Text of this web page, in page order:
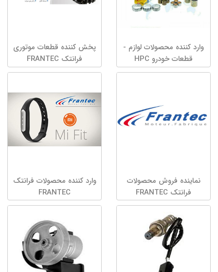
وارد کننده محصولات لوازم -
قطعات خودرو HPC
پخش کننده قطعات موتوری
فرانتک FRANTEC
نماینده فروش محصولات
فرانتک FRANTEC
وارد کننده محصولات فرانتک
FRANTEC